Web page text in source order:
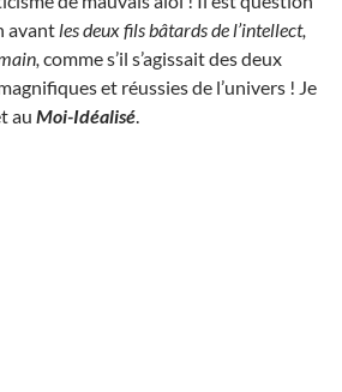
avant les deux fils bâtards de l’intellect,
comme s’il s’agissait des deux
et réussies de l’univers ! Je
au Moi-Idéalisé